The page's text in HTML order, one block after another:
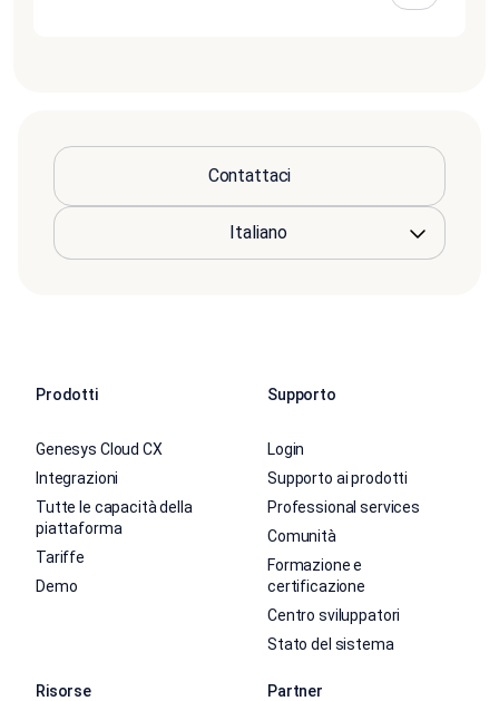
Contattaci
Prodotti
Genesys Cloud CX
Integrazioni
Tutte le capacità della
piattaforma
Tariffe
Demo
Supporto
Login
Supporto ai prodotti
Professional services
Comunità
Formazione e
certificazione
Centro sviluppatori
Stato del sistema
Risorse Partner